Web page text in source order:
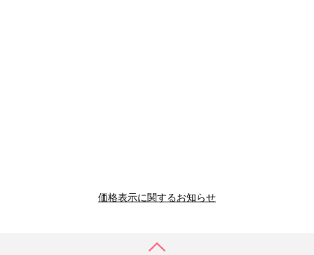
価格表示に関するお知らせ